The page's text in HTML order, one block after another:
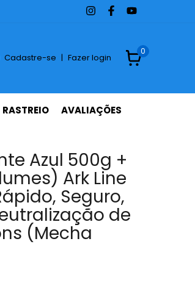
Cadastre-se | Fazer login
0
RASTREIO AVALIAÇÕES
Azul 500g +
Ark Line
Seguro,
de
(Mecha